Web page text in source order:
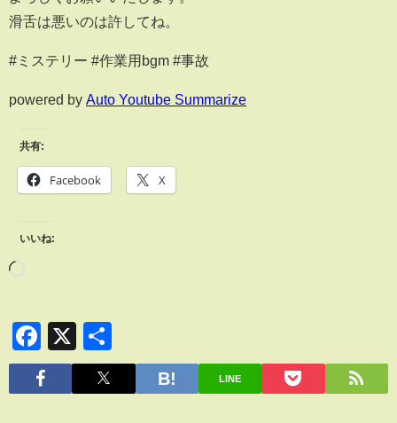
滑舌は悪いのは許してね。
#ミステリー #作業用bgm #事故
powered by Auto Youtube Summarize
共有:
Facebook X
いいね:
Facebook
X
有
LINE